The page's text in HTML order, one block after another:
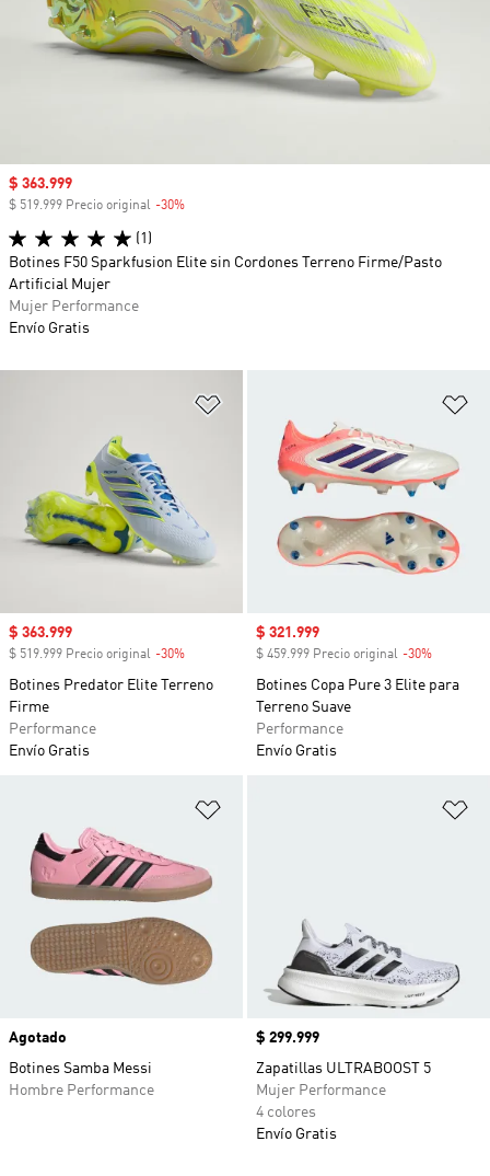
Precio de venta
$ 363.999
$ 519.999 Precio original -30%
Botines Predator Elite Terreno
Firme
Performance
Envío Gratis
Precio de venta
$ 321.999
$ 459.999 Precio original -30%
Botines Copa Pure 3 Elite para
Terreno Suave
Performance
Envío Gratis
Agotado
Botines Samba Messi
Hombre Performance
Precio
$ 299.999
Zapatillas ULTRABOOST 5
Mujer Performance
4 colores
Envío Gratis
Precio de venta
$ 363.999
$ 519.999 Precio original -30%
(1)
Botines F50 Sparkfusion Elite sin Cordones Terreno Firme/Pasto
Artificial Mujer
Mujer Performance
Envío Gratis